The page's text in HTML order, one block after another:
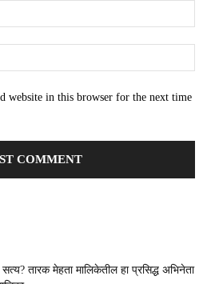
website in this browser for the next time
तारक मेहता मालिकेतील हा प्रसिद्ध अभिनेता